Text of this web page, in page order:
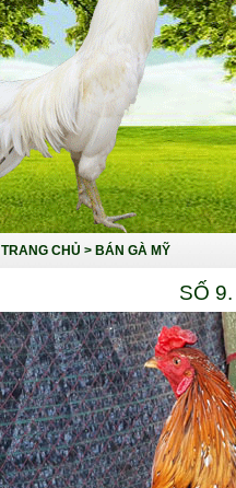
TRANG CHỦ > BÁN GÀ MỸ
SỐ